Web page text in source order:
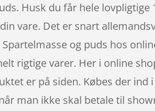
Husk du får hele lovpligtige
vare. Det er snart
Spartelmasse og puds hos
rigtige varer. Her i online
er på siden. Købes der ind
man ikke skal betale til